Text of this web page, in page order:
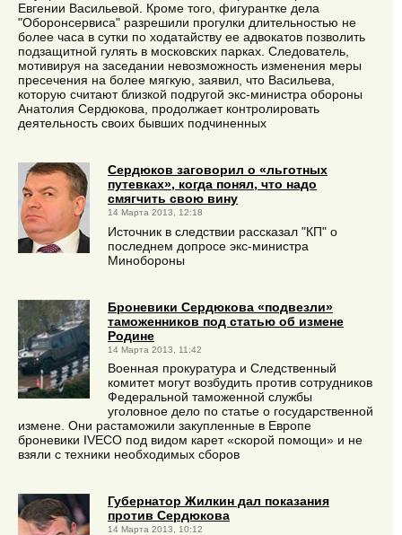
Евгении Васильевой. Кроме того, фигурантке дела
"Оборонсервиса" разрешили прогулки длительностью не
более часа в сутки по ходатайству ее адвокатов позволить
подзащитной гулять в московских парках. Следователь,
мотивируя на заседании невозможность изменения меры
пресечения на более мягкую, заявил, что Васильева,
которую считают близкой подругой экс-министра обороны
Анатолия Сердюкова, продолжает контролировать
деятельность своих бывших подчиненных
Сердюков заговорил о «льготных
путевках», когда понял, что надо
смягчить свою вину
14 Марта 2013, 12:18
Источник в следствии рассказал "КП" о
последнем допросе экс-министра
Минобороны
Броневики Сердюкова «подвезли»
таможенников под статью об измене
Родине
14 Марта 2013, 11:42
Военная прокуратура и Следственный
комитет могут возбудить против сотрудников
Федеральной таможенной службы
уголовное дело по статье о государственной
измене. Они растаможили закупленные в Европе
броневики IVECO под видом карет «скорой помощи» и не
взяли с техники необходимых сборов
Губернатор Жилкин дал показания
против Сердюкова
14 Марта 2013, 10:12